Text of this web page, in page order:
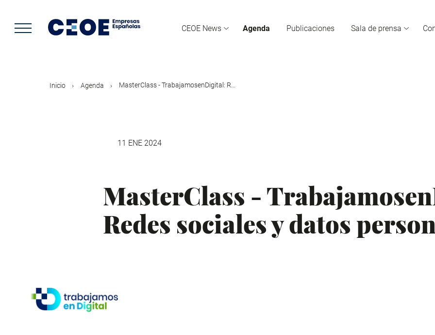
contenido
principal
CEOE News Agenda Publicaciones Sala de prensa
Inicio Agenda MasterClass - TrabajamosenDigital: R...
11 ENE 2024
MasterClass -
Redes sociales y datos